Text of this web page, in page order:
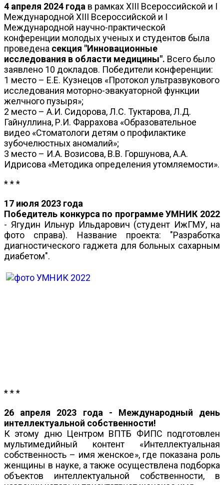
4 апреля 2024 года в рамках XIII Всероссийской и I
Международной XIII Всероссийской и I
Международной научно-практической
конференции молодых ученых и студентов была
проведена секция "Инновационные
исследования в области медицины". Всего было
заявлено 10 докладов. Победители конференции:
1 место – Е.Е. Кузнецов «Протокол ультразвукового
исследования моторно-эвакуаторной функции
желчного пузыря»;
2 место – А.И. Сидорова, Л.С. Туктарова, Л.Д.
Гайнуллина, Р.И. Фаррахова «Образовательное
видео «Стоматологи детям о профилактике
зубочелюстных аномалий»;
3 место – И.А. Возисова, В.В. Горшунова, А.А.
Идрисова «Методика определения утомляемости».
* * *
17 июля 2023 года
Победитель конкурса по программе УМНИК 2022
- Ягудин Ильнур Ильдарович (студент ИжГМУ, на
фото справа). Название проекта: "Разработка
диагностического гаджета для больных сахарным
диабетом".
* * *
26 апреля 2023 года - Международный день
интеллектуальной собственности!
К этому дню Центром ВПТБ ФИПС подготовлен
мультимедийный контент «Интеллектуальная
собственность – имя женское», где показана роль
женщины в науке, а также осуществлена подборка
объектов интеллектуальной собственности, в